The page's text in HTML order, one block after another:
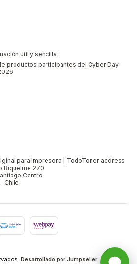
útil y sencilla
productos participantes del Cyber Day
para Impresora | TodoToner address
Riquelme 270
Centro
Chile
Desarrollado por Jumpseller.